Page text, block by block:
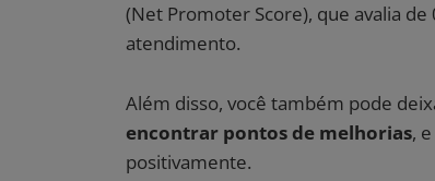
(Net Promoter Score), que avalia
atendimento.
Além disso, você também pode
encontrar pontos de melhorias,
positivamente.